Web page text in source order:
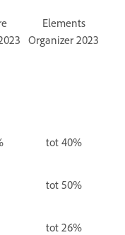
Elements
Organizer 2023
tot 40%
tot 50%
tot 26%